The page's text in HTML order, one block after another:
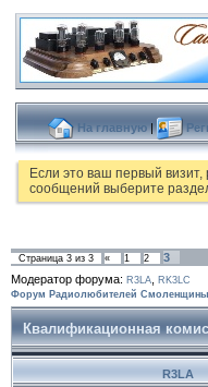
На главную|
Если это ваш первый
сообщений выберите
Страница 3 из 3 « 1 2
3
Модератор форума: R3LA
RK3LC
Форум Радиолюбителей Смоленщины
Квалификационная
R3LA